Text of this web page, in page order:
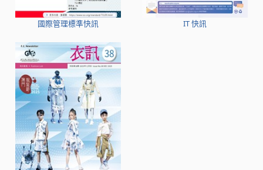
國際管理標準快訊 IT 快訊